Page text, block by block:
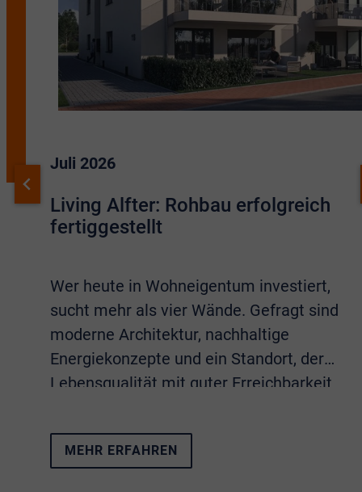
Juli 2026
Living Alfter: Rohbau erfolgreich
fertiggestellt
Wer heute in Wohneigentum investiert,
sucht mehr als vier Wände. Gefragt sind
moderne Architektur, nachhaltige
Energiekonzepte und ein Standort, der
Lebensqualität mit guter Erreichbarkeit
vereint das Neubauprojekt
MEHR ERFAHREN